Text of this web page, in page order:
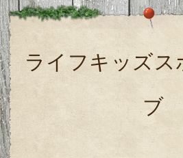
ライフキッズ
ブ